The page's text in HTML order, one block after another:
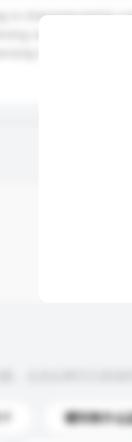
is characterized by
请问有什么